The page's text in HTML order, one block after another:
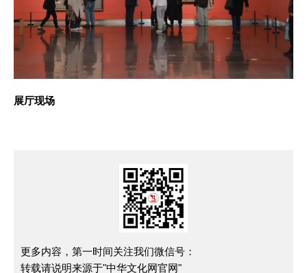
展厅现场
更多内容，第一时间关注我们微信号：
转载请说明来源于"中华文化网官网"